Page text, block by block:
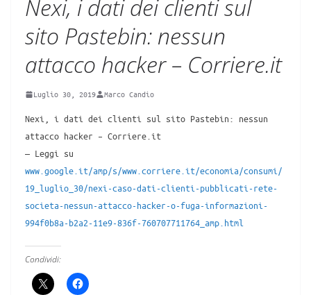
Nexi, i dati dei clienti sul
sito Pastebin: nessun
attacco hacker – Corriere.it
Luglio 30, 2019 Marco Candio
Nexi, i dati dei clienti sul sito Pastebin: nessun
attacco hacker – Corriere.it
— Leggi su
www.google.it/amp/s/www.corriere.it/economia/consumi/
19_luglio_30/nexi-caso-dati-clienti-pubblicati-rete-
societa-nessun-attacco-hacker-o-fuga-informazioni-
994f0b8a-b2a2-11e9-836f-760707711764_amp.html
Condividi: